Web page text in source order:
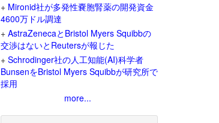
+ Mironid社が多発性嚢胞腎薬の開発資金
4600万ドル調達
+ AstraZenecaとBristol Myers Squibbの
交渉はないとReutersが報じた
+ Schrodinger社の人工知能(AI)科学者
BunsenをBristol Myers Squibbが研究所で
採用
more...